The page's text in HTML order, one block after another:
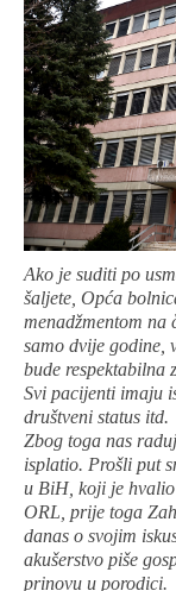
Ako je suditi po
šaljete, Opća
menadžmentom na
samo dvije godine,
bude respektabilna
Svi pacijenti imaju
društveni status itd.
Zbog toga nas
isplatio. Prošli put
u BiH, koji je hvalio
ORL, prije toga
danas o svojim
akušerstvo piše
prinovu u porodici.